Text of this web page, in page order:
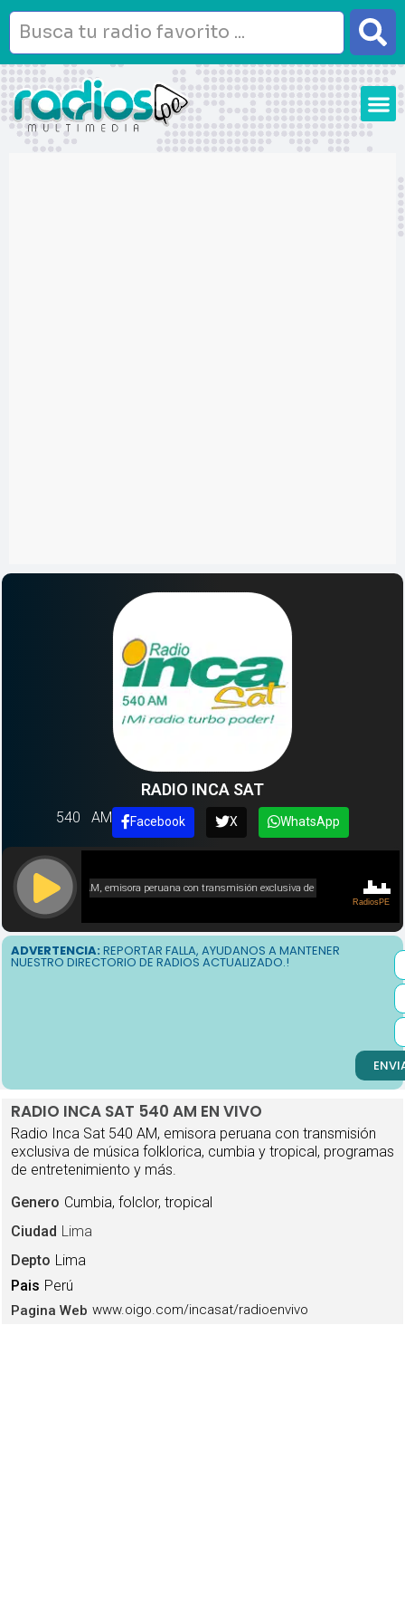
RADIO INCA SAT
540 AM Facebook X WhatsApp
ADVERTENCIA: REPORTAR FALLA, AYUDANOS A MANTENER
NUESTRO DIRECTORIO DE RADIOS ACTUALIZADO.!
RADIO INCA SAT 540 AM EN VIVO
Radio Inca Sat 540 AM, emisora peruana con transmisión
exclusiva de música folklorica, cumbia y tropical, programas
de entretenimiento y más.
Genero Cumbia, folclor, tropical
Ciudad Lima
Depto Lima
Pais Perú
Pagina Web www.oigo.com/incasat/radioenvivo